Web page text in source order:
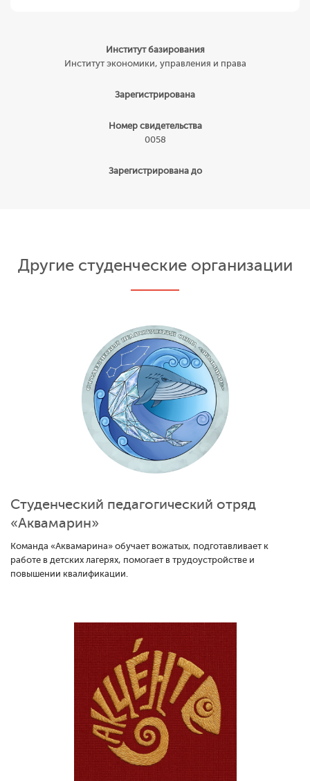
Институт базирования
Институт экономики, управления и права
Зарегистрирована
Номер свидетельства
0058
Зарегистрирована до
Другие студенческие организации
Студенческий педагогический отряд
«Аквамарин»
Команда «Аквамарина» обучает вожатых, подготавливает к
работе в детских лагерях, помогает в трудоустройстве и
повышении квалификации.